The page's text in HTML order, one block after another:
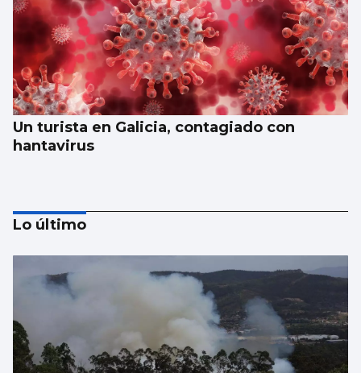
Un turista en Galicia, contagiado con
hantavirus
Lo último